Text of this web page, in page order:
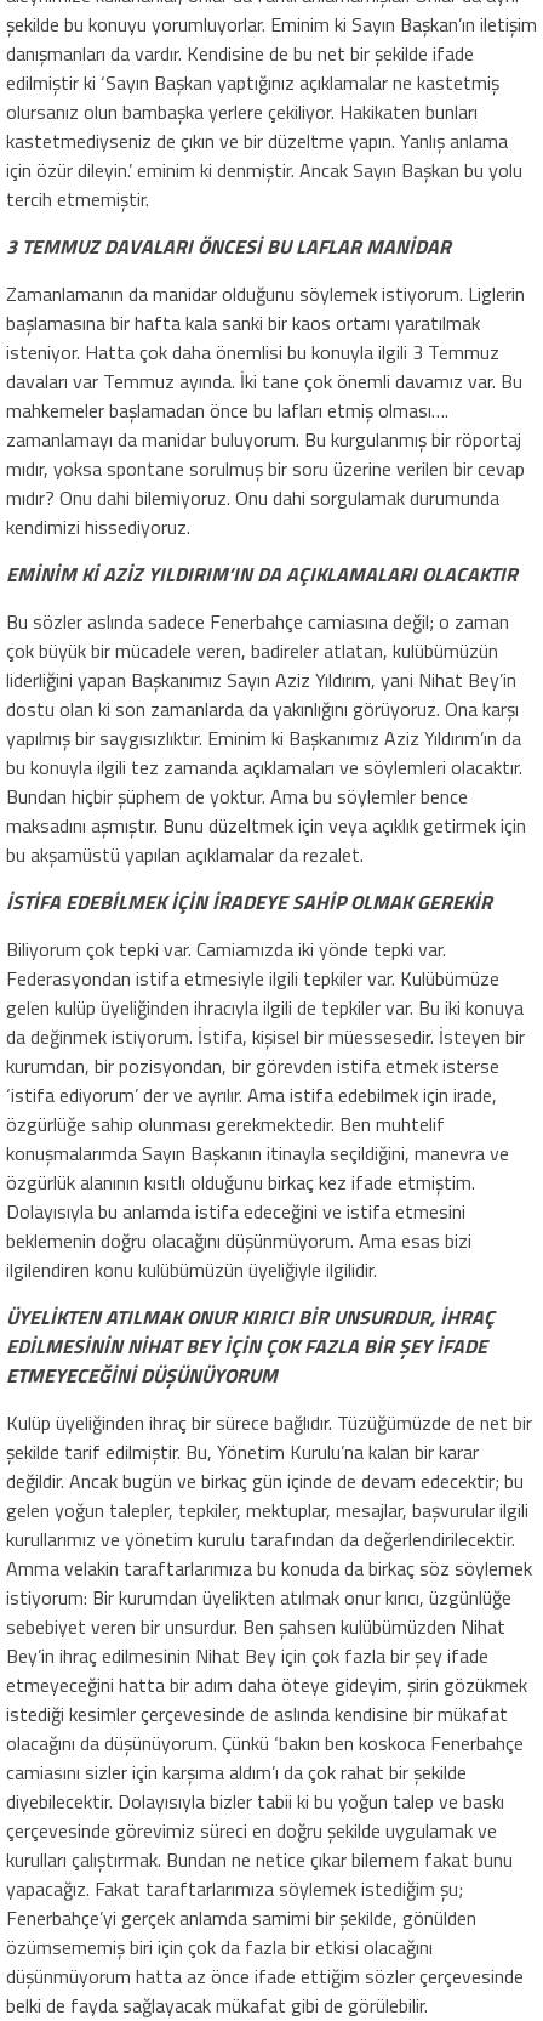
şekilde bu konuyu yorumluyorlar. Eminim ki Sayın Başkan’ın iletişim
danışmanları da vardır. Kendisine de bu net bir şekilde ifade
edilmiştir ki ‘Sayın Başkan yaptığınız açıklamalar ne kastetmiş
olursanız olun bambaşka yerlere çekiliyor. Hakikaten bunları
kastetmediyseniz de çıkın ve bir düzeltme yapın. Yanlış anlama
için özür dileyin.’ eminim ki denmiştir. Ancak Sayın Başkan bu yolu
tercih etmemiştir.
3 TEMMUZ DAVALARI ÖNCESİ BU LAFLAR MANİDAR
Zamanlamanın da manidar olduğunu söylemek istiyorum. Liglerin
başlamasına bir hafta kala sanki bir kaos ortamı yaratılmak
isteniyor. Hatta çok daha önemlisi bu konuyla ilgili 3 Temmuz
davaları var Temmuz ayında. İki tane çok önemli davamız var. Bu
mahkemeler başlamadan önce bu lafları etmiş olması….
zamanlamayı da manidar buluyorum. Bu kurgulanmış bir röportaj
mıdır, yoksa spontane sorulmuş bir soru üzerine verilen bir cevap
mıdır? Onu dahi bilemiyoruz. Onu dahi sorgulamak durumunda
kendimizi hissediyoruz.
EMİNİM Kİ AZİZ YILDIRIM’IN DA AÇIKLAMALARI OLACAKTIR
Bu sözler aslında sadece Fenerbahçe camiasına değil; o zaman
çok büyük bir mücadele veren, badireler atlatan, kulübümüzün
liderliğini yapan Başkanımız Sayın Aziz Yıldırım, yani Nihat Bey’in
dostu olan ki son zamanlarda da yakınlığını görüyoruz. Ona karşı
yapılmış bir saygısızlıktır. Eminim ki Başkanımız Aziz Yıldırım’ın da
bu konuyla ilgili tez zamanda açıklamaları ve söylemleri olacaktır.
Bundan hiçbir şüphem de yoktur. Ama bu söylemler bence
maksadını aşmıştır. Bunu düzeltmek için veya açıklık getirmek için
bu akşamüstü yapılan açıklamalar da rezalet.
İSTİFA EDEBİLMEK İÇİN İRADEYE SAHİP OLMAK GEREKİR
Biliyorum çok tepki var. Camiamızda iki yönde tepki var.
Federasyondan istifa etmesiyle ilgili tepkiler var. Kulübümüze
gelen kulüp üyeliğinden ihracıyla ilgili de tepkiler var. Bu iki konuya
da değinmek istiyorum. İstifa, kişisel bir müessesedir. İsteyen bir
kurumdan, bir pozisyondan, bir görevden istifa etmek isterse
‘istifa ediyorum’ der ve ayrılır. Ama istifa edebilmek için irade,
özgürlüğe sahip olunması gerekmektedir. Ben muhtelif
konuşmalarımda Sayın Başkanın itinayla seçildiğini, manevra ve
özgürlük alanının kısıtlı olduğunu birkaç kez ifade etmiştim.
Dolayısıyla bu anlamda istifa edeceğini ve istifa etmesini
beklemenin doğru olacağını düşünmüyorum. Ama esas bizi
ilgilendiren konu kulübümüzün üyeliğiyle ilgilidir.
ÜYELİKTEN ATILMAK ONUR KIRICI BİR UNSURDUR, İHRAÇ
EDİLMESİNİN NİHAT BEY İÇİN ÇOK FAZLA BİR ŞEY İFADE
ETMEYECEĞİNİ DÜŞÜNÜYORUM
Kulüp üyeliğinden ihraç bir sürece bağlıdır. Tüzüğümüzde de net bir
şekilde tarif edilmiştir. Bu, Yönetim Kurulu’na kalan bir karar
değildir. Ancak bugün ve birkaç gün içinde de devam edecektir; bu
gelen yoğun talepler, tepkiler, mektuplar, mesajlar, başvurular ilgili
kurullarımız ve yönetim kurulu tarafından da değerlendirilecektir.
Amma velakin taraftarlarımıza bu konuda da birkaç söz söylemek
istiyorum: Bir kurumdan üyelikten atılmak onur kırıcı, üzgünlüğe
sebebiyet veren bir unsurdur. Ben şahsen kulübümüzden Nihat
Bey’in ihraç edilmesinin Nihat Bey için çok fazla bir şey ifade
etmeyeceğini hatta bir adım daha öteye gideyim, şirin gözükmek
istediği kesimler çerçevesinde de aslında kendisine bir mükafat
olacağını da düşünüyorum. Çünkü ‘bakın ben koskoca Fenerbahçe
camiasını sizler için karşıma aldım’ı da çok rahat bir şekilde
diyebilecektir. Dolayısıyla bizler tabii ki bu yoğun talep ve baskı
çerçevesinde görevimiz süreci en doğru şekilde uygulamak ve
kurulları çalıştırmak. Bundan ne netice çıkar bilemem fakat bunu
yapacağız. Fakat taraftarlarımıza söylemek istediğim şu;
Fenerbahçe’yi gerçek anlamda samimi bir şekilde, gönülden
özümsememiş biri için çok da fazla bir etkisi olacağını
düşünmüyorum hatta az önce ifade ettiğim sözler çerçevesinde
belki de fayda sağlayacak mükafat gibi de görülebilir.